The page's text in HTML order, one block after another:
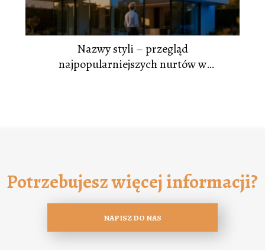
Nazwy styli – przegląd
najpopularniejszych nurtów w
Potrzebujesz więcej informacji?
NAPISZ DO NAS